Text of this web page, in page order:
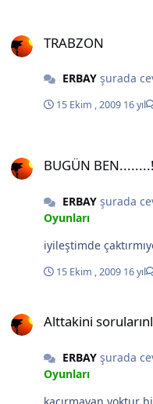
TRABZON
ERBAYşurada
15 Ekim , 2009 16 yıl
BUGÜN BEN........!
ERBAYşurada
Oyunları
iyileştimde
15 Ekim , 2009 16 yıl
Alttakini
ERBAYşurada
Oyunları